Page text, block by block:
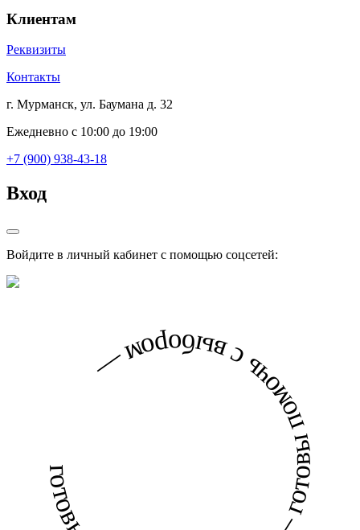
Клиентам
Реквизиты
Контакты
г. Мурманск, ул. Баумана д. 32
Ежедневно с 10:00 до 19:00
+7 (900) 938-43-18
Вход
Войдите в личный кабинет с помощью соцсетей:
готовы помочь с выбором — готовы помочь с выбором —